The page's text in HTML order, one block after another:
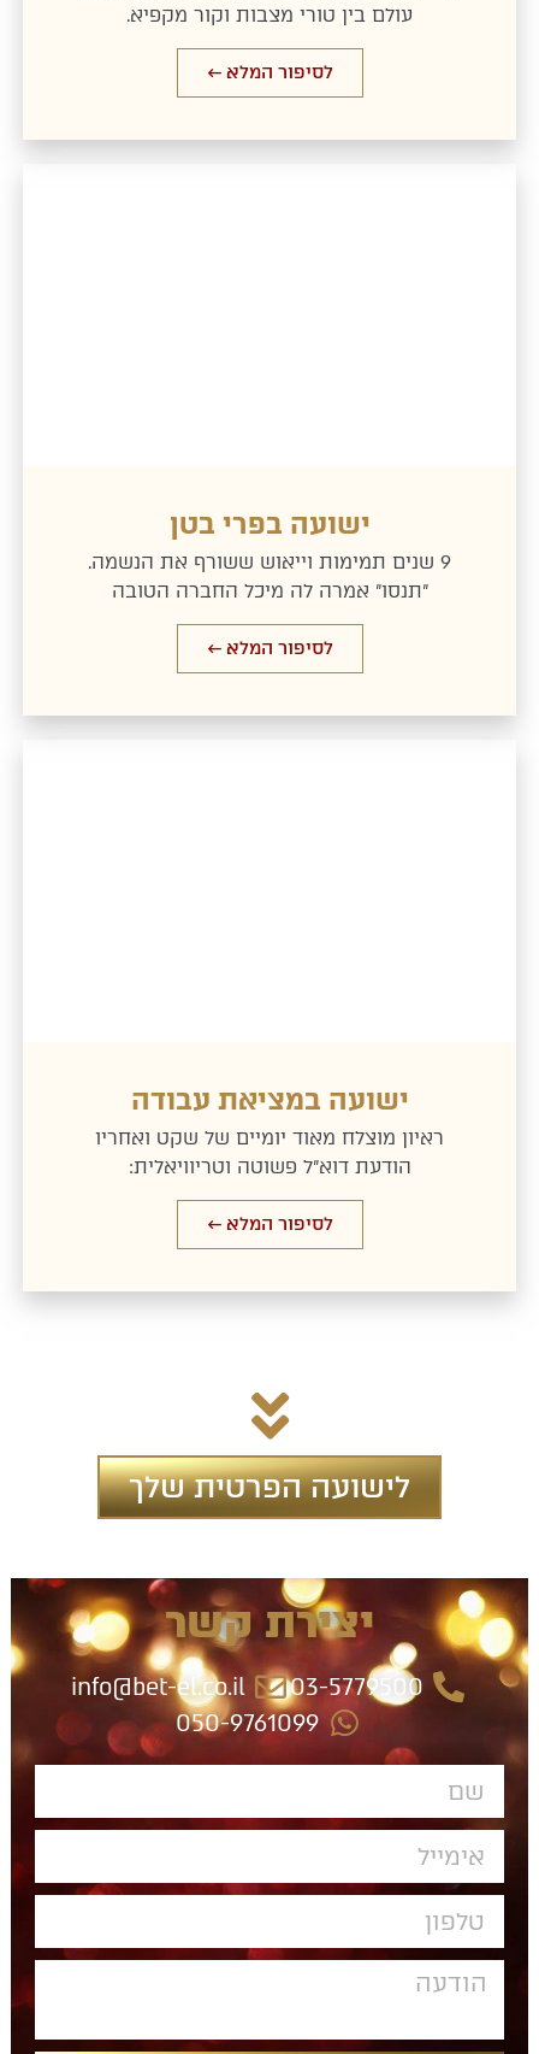
עולם בין טורי מצבות וקור מקפיא.
לסיפור המלא ←
ישועה בפרי בטן
9 שנים תמימות וייאוש ששורף את הנשמה.
"תנסו" אמרה לה מיכל החברה הטובה
לסיפור המלא ←
ישועה במציאת עבודה
ראיון מוצלח מאוד יומיים של שקט ואחריו
הודעת דוא"ל פשוטה וטריוויאלית:
לסיפור המלא ←
לישועה הפרטית שלך
יצירת קשר
03-5779500
info@bet-el.co.il
050-9761099